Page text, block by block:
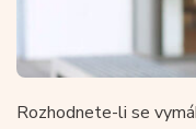
Rozhodnete-li se